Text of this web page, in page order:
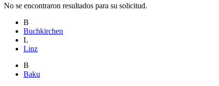
No se encontraron resultados para su solicitud.
B
Buchkirchen
L
Linz
B
Baku